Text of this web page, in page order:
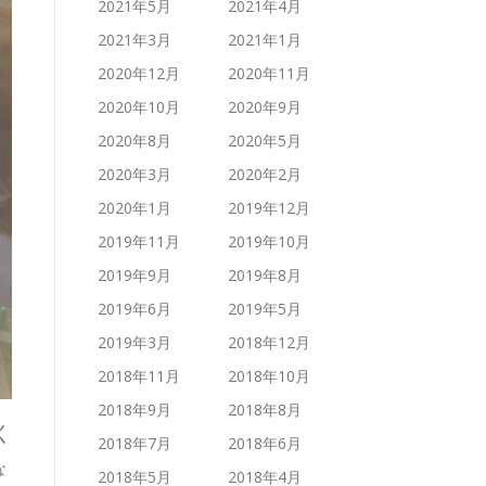
2021年5月
2021年4月
2021年3月
2021年1月
2020年12月
2020年11月
2020年10月
2020年9月
2020年8月
2020年5月
2020年3月
2020年2月
2020年1月
2019年12月
2019年11月
2019年10月
2019年9月
2019年8月
2019年6月
2019年5月
2019年3月
2018年12月
2018年11月
2018年10月
2018年9月
2018年8月
2018年7月
2018年6月
2018年5月
2018年4月